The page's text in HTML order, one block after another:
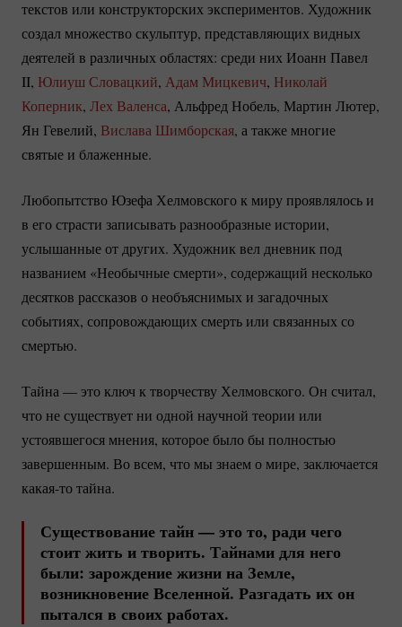
текстов или конструкторских экспериментов. Художник
создал множество скульптур, представляющих видных
деятелей в различных областях: среди них Иоанн Павел
II, Юлиуш Словацкий, Адам Мицкевич, Николай
Коперник, Лех Валенса, Альфред Нобель, Мартин Лютер,
Ян Гевелий, Вислава Шимборская, а также многие
святые и блаженные.
Любопытство Юзефа Хелмовского к миру проявлялось и
в его страсти записывать разнообразные истории,
услышанные от других. Художник вел дневник под
названием «Необычные смерти», содержащий несколько
десятков рассказов о необъяснимых и загадочных
событиях, сопровождающих смерть или связанных со
смертью.
Тайна — это ключ к творчеству Хелмовского. Он считал,
что не существует ни одной научной теории или
устоявшегося мнения, которое было бы полностью
завершенным. Во всем, что мы знаем о мире, заключается
какая-тотайна.
Существование тайн — это то, ради чего
стоит жить и творить. Тайнами для него
были: зарождение жизни на Земле,
возникновение Вселенной. Разгадать их он
пытался в своих работах.